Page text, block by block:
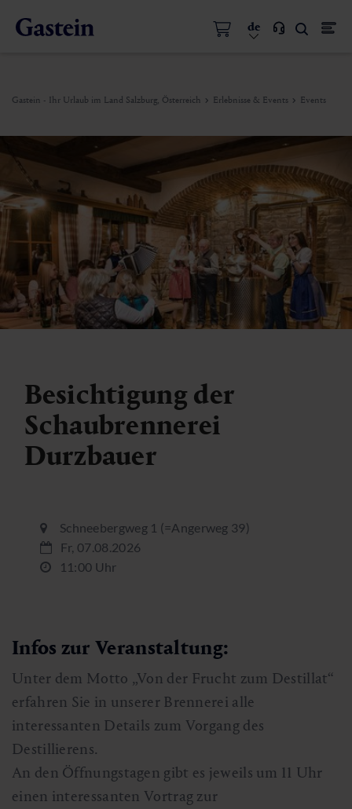
de
Gastein - Ihr Urlaub im Land Salzburg, Österreich Erlebnisse & Events Events
Besichtigung der
Schaubrennerei
Durzbauer
Schneebergweg 1 (=Angerweg 39)
Fr, 07.08.2026
11:00 Uhr
Infos zur Veranstaltung:
Unter dem Motto „Von der Frucht zum Destillat“
erfahren Sie in unserer Brennerei alle
interessanten Details zum Vorgang des
Destillierens.
An den Öffnungstagen gibt es jeweils um 11 Uhr
einen interessanten Vortrag zur